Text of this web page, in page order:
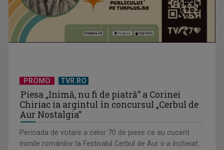
PROMO TVR.RO
Piesa „Inimă, nu fi de piatră” a Corinei
Chiriac ia argintul în concursul „Cerbul de
Aur Nostalgia”
Perioada de votare a celor 70 de piese ce au cucerit
inimile românilor la Festivalul Cerbul de Aur s-a încheiat.